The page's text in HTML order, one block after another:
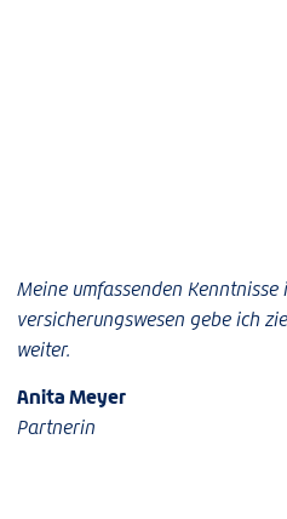
Meine umfassenden
versicherungswesen gebe ich
weiter.
Anita Meyer
Partnerin